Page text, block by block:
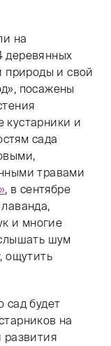
на
деревянных
природы и свой
посажены
кустарники и
сада
травами
, в сентябре
и многие
шум
ощутить
сад будет
на
развития